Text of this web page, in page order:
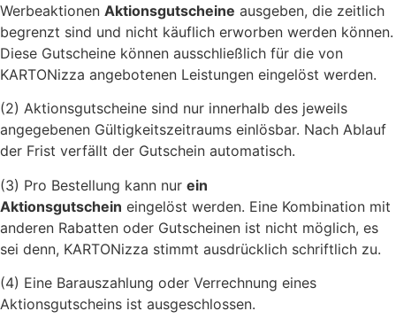
Werbeaktionen Aktionsgutscheine ausgeben, die zeitlich
begrenzt sind und nicht käuflich erworben werden können.
Diese Gutscheine können ausschließlich für die von
KARTONizza angebotenen Leistungen eingelöst werden.
(2) Aktionsgutscheine sind nur innerhalb des jeweils
angegebenen Gültigkeitszeitraums einlösbar. Nach Ablauf
der Frist verfällt der Gutschein automatisch.
(3) Pro Bestellung kann nur ein
Aktionsgutschein eingelöst werden. Eine Kombination mit
anderen Rabatten oder Gutscheinen ist nicht möglich, es
sei denn, KARTONizza stimmt ausdrücklich schriftlich zu.
(4) Eine Barauszahlung oder Verrechnung eines
Aktionsgutscheins ist ausgeschlossen.